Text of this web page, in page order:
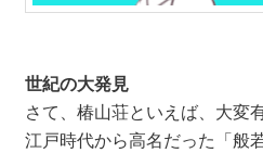
世紀の大発見
さて、椿山荘といえば、大変
江戸時代から高名だった「般